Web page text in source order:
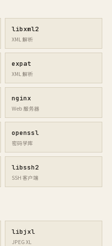
libxml2
XML 解析
expat
XML 解析
nginx
Web 服务器
openssl
密码学库
libssh2
SSH 客户端
libjxl
JPEG XL